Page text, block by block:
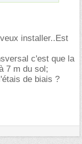
installer..Est
c'est que la
7 m du sol;
de biais ?